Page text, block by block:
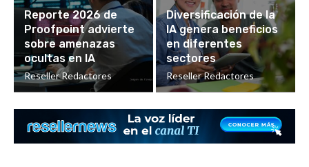
Reporte 2026 de
Proofpoint advierte
sobre amenazas
ocultas en IA
Reseller Redactores
Diversificación de la
IA genera beneficios
en diferentes
sectores
Reseller Redactores